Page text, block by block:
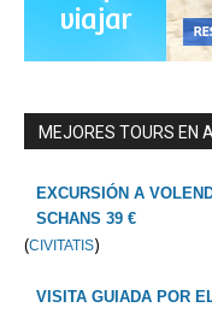
MEJORES TOURS EN
EXCURSIÓN A
SCHANS 39 €
(CIVITATIS)
VISITA GUIADA POR